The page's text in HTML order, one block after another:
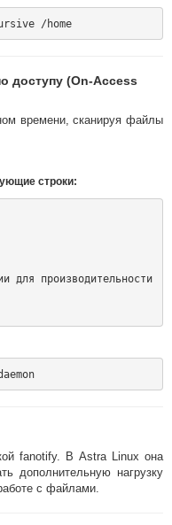
  sudo clamdscan --infected --recursive /home
доступу (On-Access
времени, сканируя файлы
строки:
   sudo systemctl restart clamav-daemon
fanotify. В Astra Linux она
дополнительную нагрузку
с файлами.